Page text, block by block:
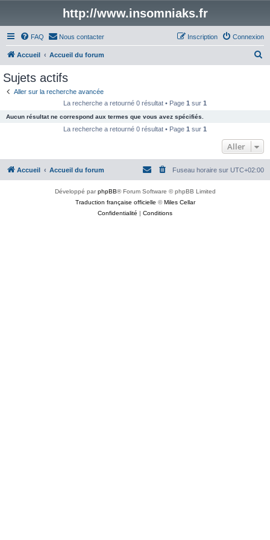
http://www.insomniaks.fr
FAQ Nous contacter Connexion
Inscription
Accueil Accueil du forum
c
e
Sujets actifs
Aller sur la recherche avancée
La recherche a retourné 0 résultat • Page 1 sur 1
Aucun résultat ne correspond aux termes que vous avez spécifiés.
La recherche a retourné 0 résultat • Page 1 sur 1
Aller
Accueil Accueil du forum Fuseau horaire sur UTC+02:00
Développé parphpBB® Forum Software © phpBB Limited
Traduction française officielle ©Miles Cellar
Confidentialité | Conditions